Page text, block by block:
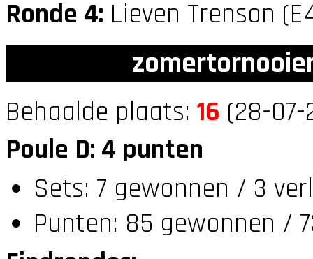
Ronde 4: Lieven Trenson
Behaalde plaats: 16 (28-
Poule D: 4 punten
Sets: 7 gewonnen / 3
Punten: 85 gewonnen /